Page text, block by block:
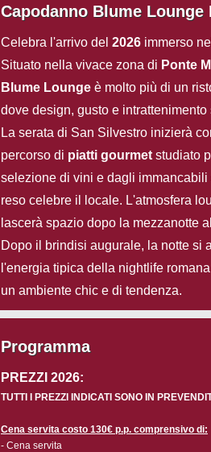
Capodanno Blume Lounge
Celebra l'arrivo del 2026 immerso
Situato nella vivace zona di Ponte
Blume Lounge è molto più di un
dove design, gusto e
La serata di San Silvestro inizierà
percorso di piatti gourmet studiato
selezione di vini e dagli immancabili
reso celebre il locale. L'atmosfera
lascerà spazio dopo la mezzanotte
Dopo il brindisi augurale, la notte si
l'energia tipica della nightlife
un ambiente chic e di tendenza.
Programma
PREZZI 2026:
TUTTI I PREZZI INDICATI SONO IN
Cena servita costo 130€ p.p. comprensivo di:
- Cena servita